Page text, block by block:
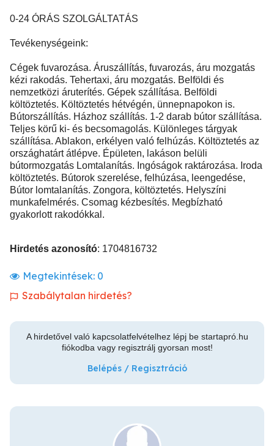
0-24 ÓRÁS SZOLGÁLTATÁS
Tevékenységeink:
Cégek fuvarozása. Áruszállítás, fuvarozás, áru mozgatás
kézi rakodás. Tehertaxi, áru mozgatás. Belföldi és
nemzetközi áruterítés. Gépek szállítása. Belföldi
költöztetés. Költöztetés hétvégén, ünnepnapokon is.
Bútorszállítás. Házhoz szállítás. 1-2 darab bútor szállítása.
Teljes körű ki- és becsomagolás. Különleges tárgyak
szállítása. Ablakon, erkélyen való felhúzás. Költöztetés az
országhatárt átlépve. Épületen, lakáson belüli
bútormozgatás Lomtalanítás. Ingóságok raktározása. Iroda
költöztetés. Bútorok szerelése, felhúzása, leengedése,
Bútor lomtalanítás. Zongora, költöztetés. Helyszíni
munkafelmérés. Csomag kézbesítés. Megbízható
gyakorlott rakodókkal.
Hirdetés azonosító: 1704816732
Megtekintések: 0
Szabálytalan hirdetés?
A hirdetővel való kapcsolatfelvételhez lépj be startapró.hu
fiókodba vagy regisztrálj gyorsan most!
Belépés / Regisztráció